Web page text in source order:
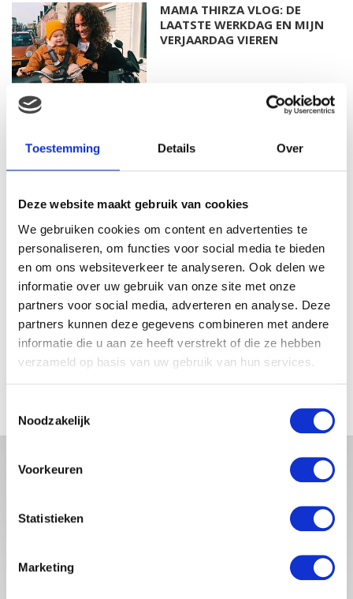
Toestemming Details Over
Deze website maakt gebruik van cookies
We gebruiken cookies om content en advertenties te
personaliseren, om functies voor social media te bieden
en om ons websiteverkeer te analyseren. Ook delen we
informatie over uw gebruik van onze site met onze
partners voor social media, adverteren en analyse. Deze
partners kunnen deze gegevens combineren met andere
informatie die u aan ze heeft verstrekt of die ze hebben
verzameld op basis van uw gebruik van hun services.
Noodzakelijk
Voorkeuren
Statistieken
Marketing
MAMA THIRZA VLOG: DE
LAATSTE WERKDAG EN MIJN
VERJAARDAG VIEREN
MAMA THIRZA VLOG: HET IS
VAKANTIE & TWEE ZIEKE
KINDEREN
MAMA CARMEN VLOG:
SCHOLEN ZIJN WEER
BEGONNEN & TANDEN BLEKEN